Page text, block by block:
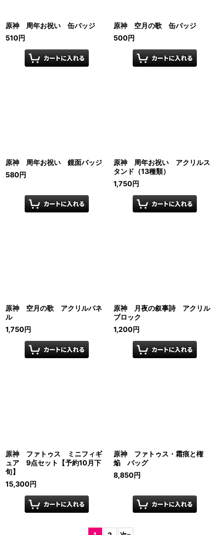
原神 周年お祝い 缶バッジ
510円
原神 空月の歌 缶バッジ
500円
原神 周年お祝い 鏡面バッジ
580円
原神 周年お祝い アクリルス
タンド（13種類）
1,750円
原神 空月の歌 アクリルパネ
ル
1,750円
原神 月夜の叙事詩 アクリル
ブロック
1,200円
原神 ファトゥス ミニフィギ
ュア 9点セット【予約10月下
旬】
15,300円
原神 ファトゥス・霜痕と権
焔 バッグ
8,850円